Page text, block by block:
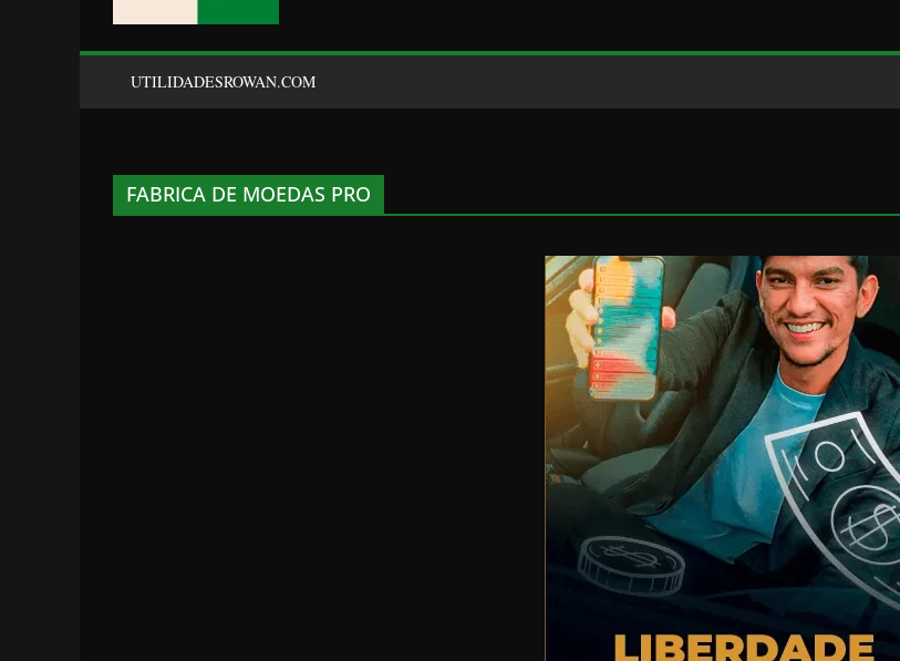
UTILIDADESROWAN.COM
FABRICA DE MOEDAS PRO